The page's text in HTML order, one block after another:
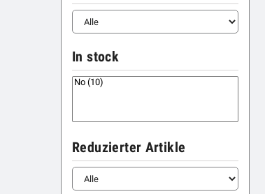
In stock
Reduzierter Artikle